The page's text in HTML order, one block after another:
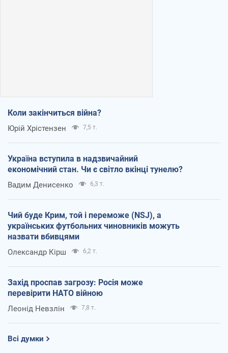
Коли закінчиться війна?
Юрій Хрістензен 7,5 т.
Україна вступила в надзвичайний
економічний стан. Чи є світло вкінці тунелю?
Вадим Денисенко 6,3 т.
Чий буде Крим, той і переможе (NSJ), а
українських футбольних чиновників можуть
назвати вбивцями
Олександр Кірш 6,2 т.
Захід проспав загрозу: Росія може
перевірити НАТО війною
Леонід Невзлін 7,8 т.
Всі думки